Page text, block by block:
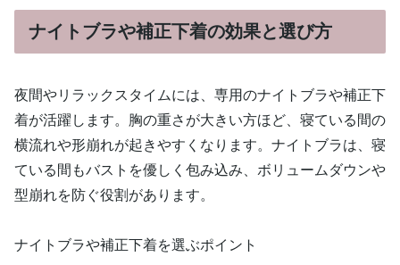
ナイトブラや補正下着の効果と選び方
夜間やリラックスタイムには、専用のナイトブラや補正下
着が活躍します。胸の重さが大きい方ほど、寝ている間の
横流れや形崩れが起きやすくなります。ナイトブラは、寝
ている間もバストを優しく包み込み、ボリュームダウンや
型崩れを防ぐ役割があります。
ナイトブラや補正下着を選ぶポイント